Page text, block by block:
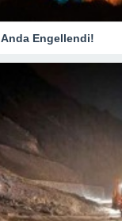
Engellendi!